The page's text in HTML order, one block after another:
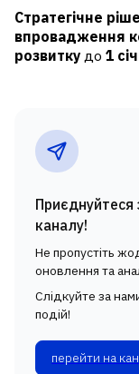
Стратегічне
впровадження
розвиткудо 1
Приєднуйтеся
каналу!
Не пропустіть
оновлення та
Слідкуйте за
подій!
перейти на